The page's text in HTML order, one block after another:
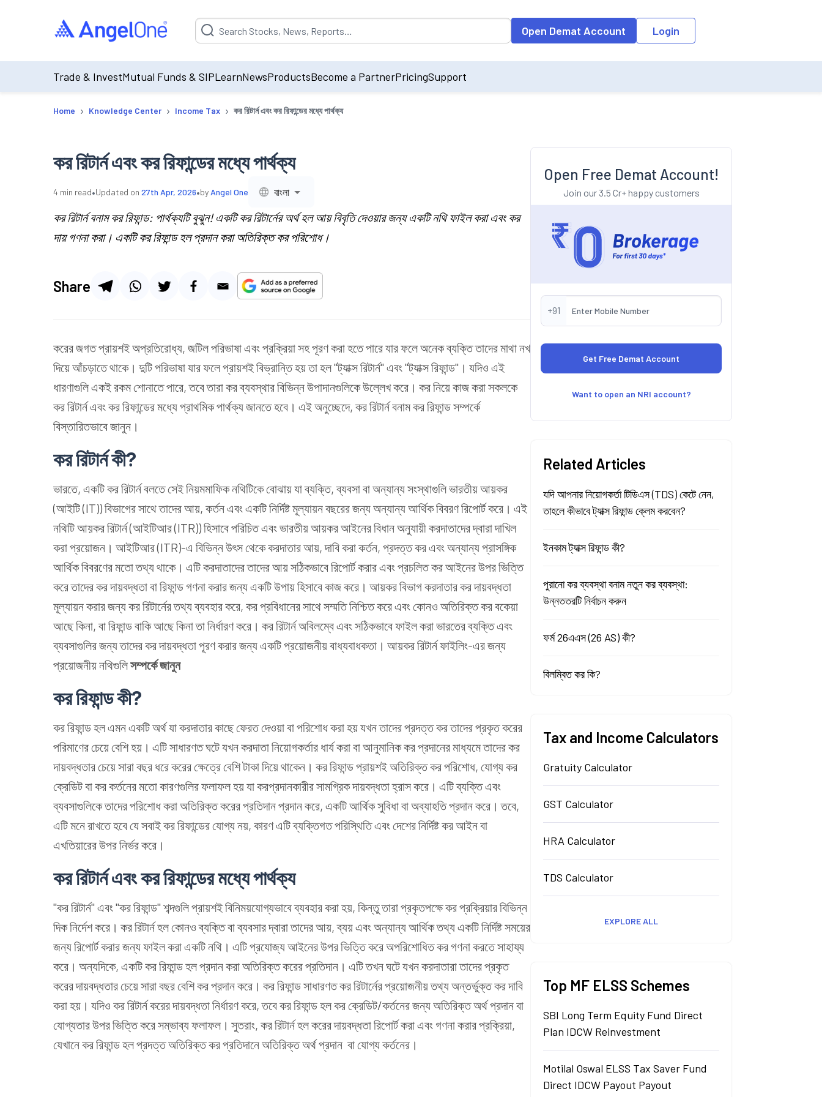
Suggestion will be populated by default on accessing the input field. On entering data into the input field, the suggestion list will be updated as per the
Open Demat Account Login
Trade & InvestMutual Funds & SIPLearnNewsProductsBecome a PartnerPricingSupport
Home › Knowledge Center › Income Tax › কর রিটার্ন এবং কর রিফান্ডের মধ্যে পার্থক্য
কর রিটার্ন এবং কর রিফান্ডের মধ্যে পার্থক্য
4 min read•Updated on 27th Apr, 2026•by Angel One বাংলা
কর রিটার্ন বনাম কর রিফান্ড: পার্থক্যটি বুঝুন! একটি কর রিটার্নের অর্থ হল আয় বিবৃতি দেওয়ার জন্য একটি নথি ফাইল করা এবং কর
দায় গণনা করা। একটি কর রিফান্ড হল প্রদান করা অতিরিক্ত কর পরিশোধ।
Share
করের জগত প্রায়শই অপ্রতিরোধ্য, জটিল পরিভাষা এবং প্রক্রিয়া সহ পূরণ করা হতে পারে যার ফলে অনেক ব্যক্তি তাদের মাথা নখ
দিয়ে আঁচড়াতে থাকে। দুটি পরিভাষা যার ফলে প্রায়শই বিভ্রান্তি হয় তা হল "ট্যাক্স রিটার্ন" এবং "ট্যাক্স রিফান্ড"। যদিও এই
ধারণাগুলি একই রকম শোনাতে পারে, তবে তারা কর ব্যবস্থার বিভিন্ন উপাদানগুলিকে উল্লেখ করে। কর নিয়ে কাজ করা সকলকে
কর রিটার্ন এবং কর রিফান্ডের মধ্যে প্রাথমিক পার্থক্য জানতে হবে। এই অনুচ্ছেদে, কর রিটার্ন বনাম কর রিফান্ড সম্পর্কে
বিস্তারিতভাবে জানুন।
কর রিটার্ন কী?
ভারতে, একটি কর রিটার্ন বলতে সেই নিয়মমাফিক নথিটিকে বোঝায় যা ব্যক্তি, ব্যবসা বা অন্যান্য সংস্থাগুলি ভারতীয় আয়কর
(আইটি (IT)) বিভাগের সাথে তাদের আয়, কর্তন এবং একটি নির্দিষ্ট মূল্যায়ন বছরের জন্য অন্যান্য আর্থিক বিবরণ রিপোর্ট করে। এই
নথিটি আয়কর রিটার্ন (আইটিআর (ITR)) হিসাবে পরিচিত এবং ভারতীয় আয়কর আইনের বিধান অনুযায়ী করদাতাদের দ্বারা দাখিল
করা প্রয়োজন। আইটিআর (ITR)-এ বিভিন্ন উৎস থেকে করদাতার আয়, দাবি করা কর্তন, প্রদত্ত কর এবং অন্যান্য প্রাসঙ্গিক
আর্থিক বিবরণের মতো তথ্য থাকে। এটি করদাতাদের তাদের আয় সঠিকভাবে রিপোর্ট করার এবং প্রচলিত কর আইনের উপর ভিত্তি
করে তাদের কর দায়বদ্ধতা বা রিফান্ড গণনা করার জন্য একটি উপায় হিসাবে কাজ করে। আয়কর বিভাগ করদাতার কর দায়বদ্ধতা
মূল্যায়ন করার জন্য কর রিটার্নের তথ্য ব্যবহার করে, কর প্রবিধানের সাথে সম্মতি নিশ্চিত করে এবং কোনও অতিরিক্ত কর বকেয়া
আছে কিনা, বা রিফান্ড বাকি আছে কিনা তা নির্ধারণ করে। কর রিটার্ন অবিলম্বে এবং সঠিকভাবে ফাইল করা ভারতের ব্যক্তি এবং
ব্যবসাগুলির জন্য তাদের কর দায়বদ্ধতা পূরণ করার জন্য একটি প্রয়োজনীয় বাধ্যবাধকতা। আয়কর রিটার্ন ফাইলিং-এর জন্য
প্রয়োজনীয় নথিগুলিসম্পর্কে জানুন
কর রিফান্ড কী?
কর রিফান্ড হল এমন একটি অর্থ যা করদাতার কাছে ফেরত দেওয়া বা পরিশোধ করা হয় যখন তাদের প্রদত্ত কর তাদের প্রকৃত করের
পরিমাণের চেয়ে বেশি হয়। এটি সাধারণত ঘটে যখন করদাতা নিয়োগকর্তার ধার্য করা বা আনুমানিক কর প্রদানের মাধ্যমে তাদের কর
দায়বদ্ধতার চেয়ে সারা বছর ধরে করের ক্ষেত্রে বেশি টাকা দিয়ে থাকেন। কর রিফান্ড প্রায়শই অতিরিক্ত কর পরিশোধ, যোগ্য কর
ক্রেডিট বা কর কর্তনের মতো কারণগুলির ফলাফল হয় যা করপ্রদানকারীর সামগ্রিক দায়বদ্ধতা হ্রাস করে। এটি ব্যক্তি এবং
ব্যবসাগুলিকে তাদের পরিশোধ করা অতিরিক্ত করের প্রতিদান প্রদান করে, একটি আর্থিক সুবিধা বা অব্যাহতি প্রদান করে। তবে,
এটি মনে রাখতে হবে যে সবাই কর রিফান্ডের যোগ্য নয়, কারণ এটি ব্যক্তিগত পরিস্থিতি এবং দেশের নির্দিষ্ট কর আইন বা
এখতিয়ারের উপর নির্ভর করে।
কর রিটার্ন এবং কর রিফান্ডের মধ্যে পার্থক্য
"কর রিটার্ন" এবং "কর রিফান্ড" শব্দগুলি প্রায়শই বিনিময়যোগ্যভাবে ব্যবহার করা হয়, কিন্তু তারা প্রকৃতপক্ষে কর প্রক্রিয়ার বিভিন্ন
দিক নির্দেশ করে। কর রিটার্ন হল কোনও ব্যক্তি বা ব্যবসার দ্বারা তাদের আয়, ব্যয় এবং অন্যান্য আর্থিক তথ্য একটি নির্দিষ্ট সময়ের
জন্য রিপোর্ট করার জন্য ফাইল করা একটি নথি। এটি প্রযোজ্য আইনের উপর ভিত্তি করে অপরিশোধিত কর গণনা করতে সাহায্য
করে। অন্যদিকে, একটি কর রিফান্ড হল প্রদান করা অতিরিক্ত করের প্রতিদান। এটি তখন ঘটে যখন করদাতারা তাদের প্রকৃত
করের দায়বদ্ধতার চেয়ে সারা বছর বেশি কর প্রদান করে। কর রিফান্ড সাধারণত কর রিটার্নের প্রয়োজনীয় তথ্য অন্তর্ভুক্ত কর দাবি
করা হয়। যদিও কর রিটার্ন করের দায়বদ্ধতা নির্ধারণ করে, তবে কর রিফান্ড হল কর ক্রেডিট/কর্তনের জন্য অতিরিক্ত অর্থ প্রদান বা
যোগ্যতার উপর ভিত্তি করে সম্ভাব্য ফলাফল। সুতরাং, কর রিটার্ন হল করের দায়বদ্ধতা রিপোর্ট করা এবং গণনা করার প্রক্রিয়া,
যেখানে কর রিফান্ড হল প্রদত্ত অতিরিক্ত কর প্রতিদানে অতিরিক্ত অর্থ প্রদান বা যোগ্য কর্তনের।
Open Free Demat Account!
Join our 3.5 Cr+ happy customers
+91
Want to open an NRI account?
Related Articles
যদি আপনার নিয়োগকর্তা টিডিএস (TDS) কেটে নেন,
তাহলে কীভাবে ট্যাক্স রিফান্ড ক্লেম করবেন?
ইনকাম ট্যাক্স রিফান্ড কী?
পুরানো কর ব্যবস্থা বনাম নতুন কর ব্যবস্থা:
উন্নততরটি নির্বাচন করুন
ফর্ম 26এএস (26 AS) কী?
বিলম্বিত কর কি?
Tax and Income Calculators
Gratuity Calculator
GST Calculator
HRA Calculator
TDS Calculator
EXPLORE ALL
Top MF ELSS Schemes
SBI Long Term Equity Fund Direct
Plan IDCW Reinvestment
Motilal Oswal ELSS Tax Saver Fund
Direct IDCW Payout Payout